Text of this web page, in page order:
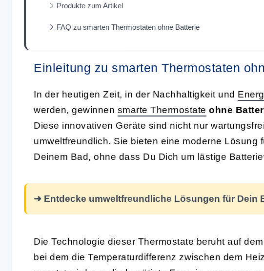
Produkte zum Artikel
FAQ zu smarten Thermostaten ohne Batterie
Einleitung zu smarten Thermostaten
In der heutigen Zeit, in der Nachhaltigkeit und
werden, gewinnen smarte Thermostate ohne
Diese innovativen Geräte sind nicht nur
umweltfreundlich. Sie bieten eine moderne Lösung
Deinem Bad, ohne dass Du Dich um lästige
➜ Entdecke umweltfreundliche Lösungen für Dein
Die Technologie dieser Thermostate beruht auf
bei dem die Temperaturdifferenz zwischen dem